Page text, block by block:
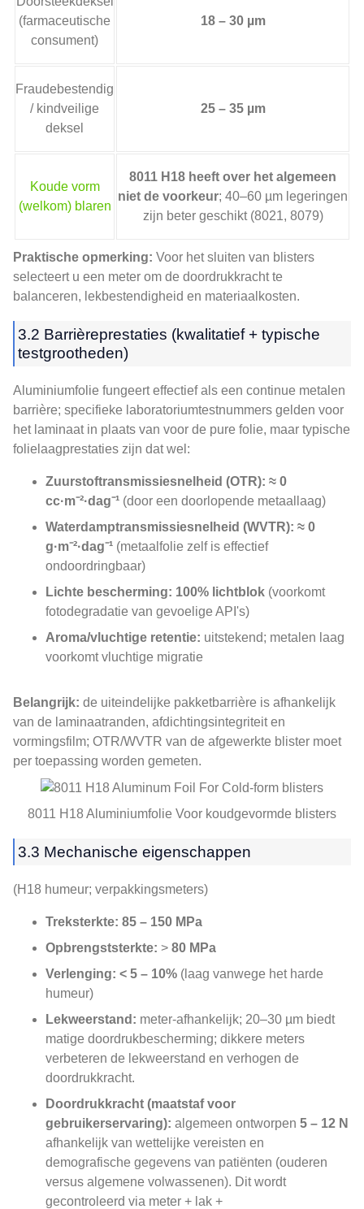
(farmaceutische
consument)
18 – 30 µm
Fraudebestendig
/ kindveilige
deksel
25 – 35 µm
Koude vorm
(welkom) blaren
8011 H18 heeft over het algemeen
niet de voorkeur; 40–60 µm legeringen
zijn beter geschikt (8021, 8079)
Praktische opmerking: Voor het sluiten van blisters
selecteert u een meter om de doordrukkracht te
balanceren, lekbestendigheid en materiaalkosten.
3.2 Barrièreprestaties (kwalitatief + typische
testgrootheden)
Aluminiumfolie fungeert effectief als een continue metalen
barrière; specifieke laboratoriumtestnummers gelden voor
het laminaat in plaats van voor de pure folie, maar typische
folielaagprestaties zijn dat wel:
Zuurstoftransmissiesnelheid (OTR): ≈ 0
cc·m⁻²·dag⁻¹ (door een doorlopende metaallaag)
Waterdamptransmissiesnelheid (WVTR): ≈ 0
g·m⁻²·dag⁻¹ (metaalfolie zelf is effectief
ondoordringbaar)
Lichte bescherming: 100% lichtblok (voorkomt
fotodegradatie van gevoelige API's)
Aroma/vluchtige retentie: uitstekend; metalen laag
voorkomt vluchtige migratie
Belangrijk: de uiteindelijke pakketbarrière is afhankelijk
van de laminaatranden, afdichtingsintegriteit en
vormingsfilm; OTR/WVTR van de afgewerkte blister moet
per toepassing worden gemeten.
8011 H18 Aluminiumfolie Voor koudgevormde blisters
3.3 Mechanische eigenschappen
(H18 humeur; verpakkingsmeters)
Treksterkte: 85 – 150 MPa
Opbrengststerkte: > 80 MPa
Verlenging: < 5 – 10% (laag vanwege het harde
humeur)
Lekweerstand: meter-afhankelijk; 20–30 µm biedt
matige doordrukbescherming; dikkere meters
verbeteren de lekweerstand en verhogen de
doordrukkracht.
Doordrukkracht (maatstaf voor
gebruikerservaring): algemeen ontworpen 5 – 12 N
afhankelijk van wettelijke vereisten en
demografische gegevens van patiënten (ouderen
versus algemene volwassenen). Dit wordt
gecontroleerd via meter + lak +